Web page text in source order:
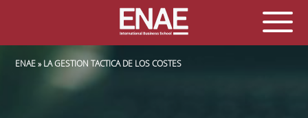
SOBRESCRIBIR ENLACES DE AYUDA A LA NAVEGACIÓN
ENAE LA GESTION TACTICA DE LOS COSTES